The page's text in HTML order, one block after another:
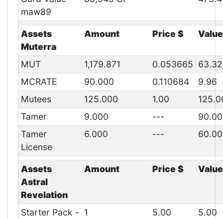
maw89
Assets
Muterra
Amount Price $
MUT 1,179.871 0.053665 63.32
MCRATE
90.000 0.110684
9.96
Mutees
125.000 1.00
Tamer
9.000 ---
90.00
Tamer
License
6.000 --- 60.00
Assets
Astral
Revelation
Amount Price $
Starter Pack - 1 5.00 5.00